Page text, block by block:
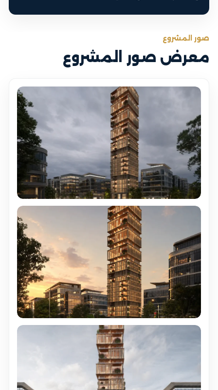
صور المشروع
معرض صور المشروع